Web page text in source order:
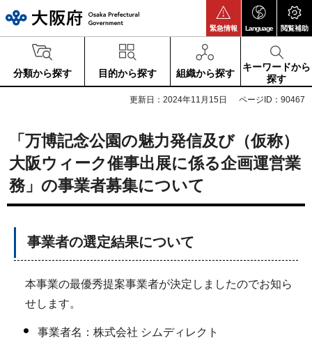
緊急情報 Language 閲覧補助
分類から探す 目的から探す 組織から探す
キーワードから
探す
更新日：2024年11月15日 ページID：90467
「万博記念公園の魅力発信及び（仮称）
大阪ウィーク催事出展に係る企画運営業
務」の事業者募集について
事業者の選定結果について
本事業の最優秀提案事業者が決定しましたのでお知ら
せします。
事業者名：株式会社 シムディレクト